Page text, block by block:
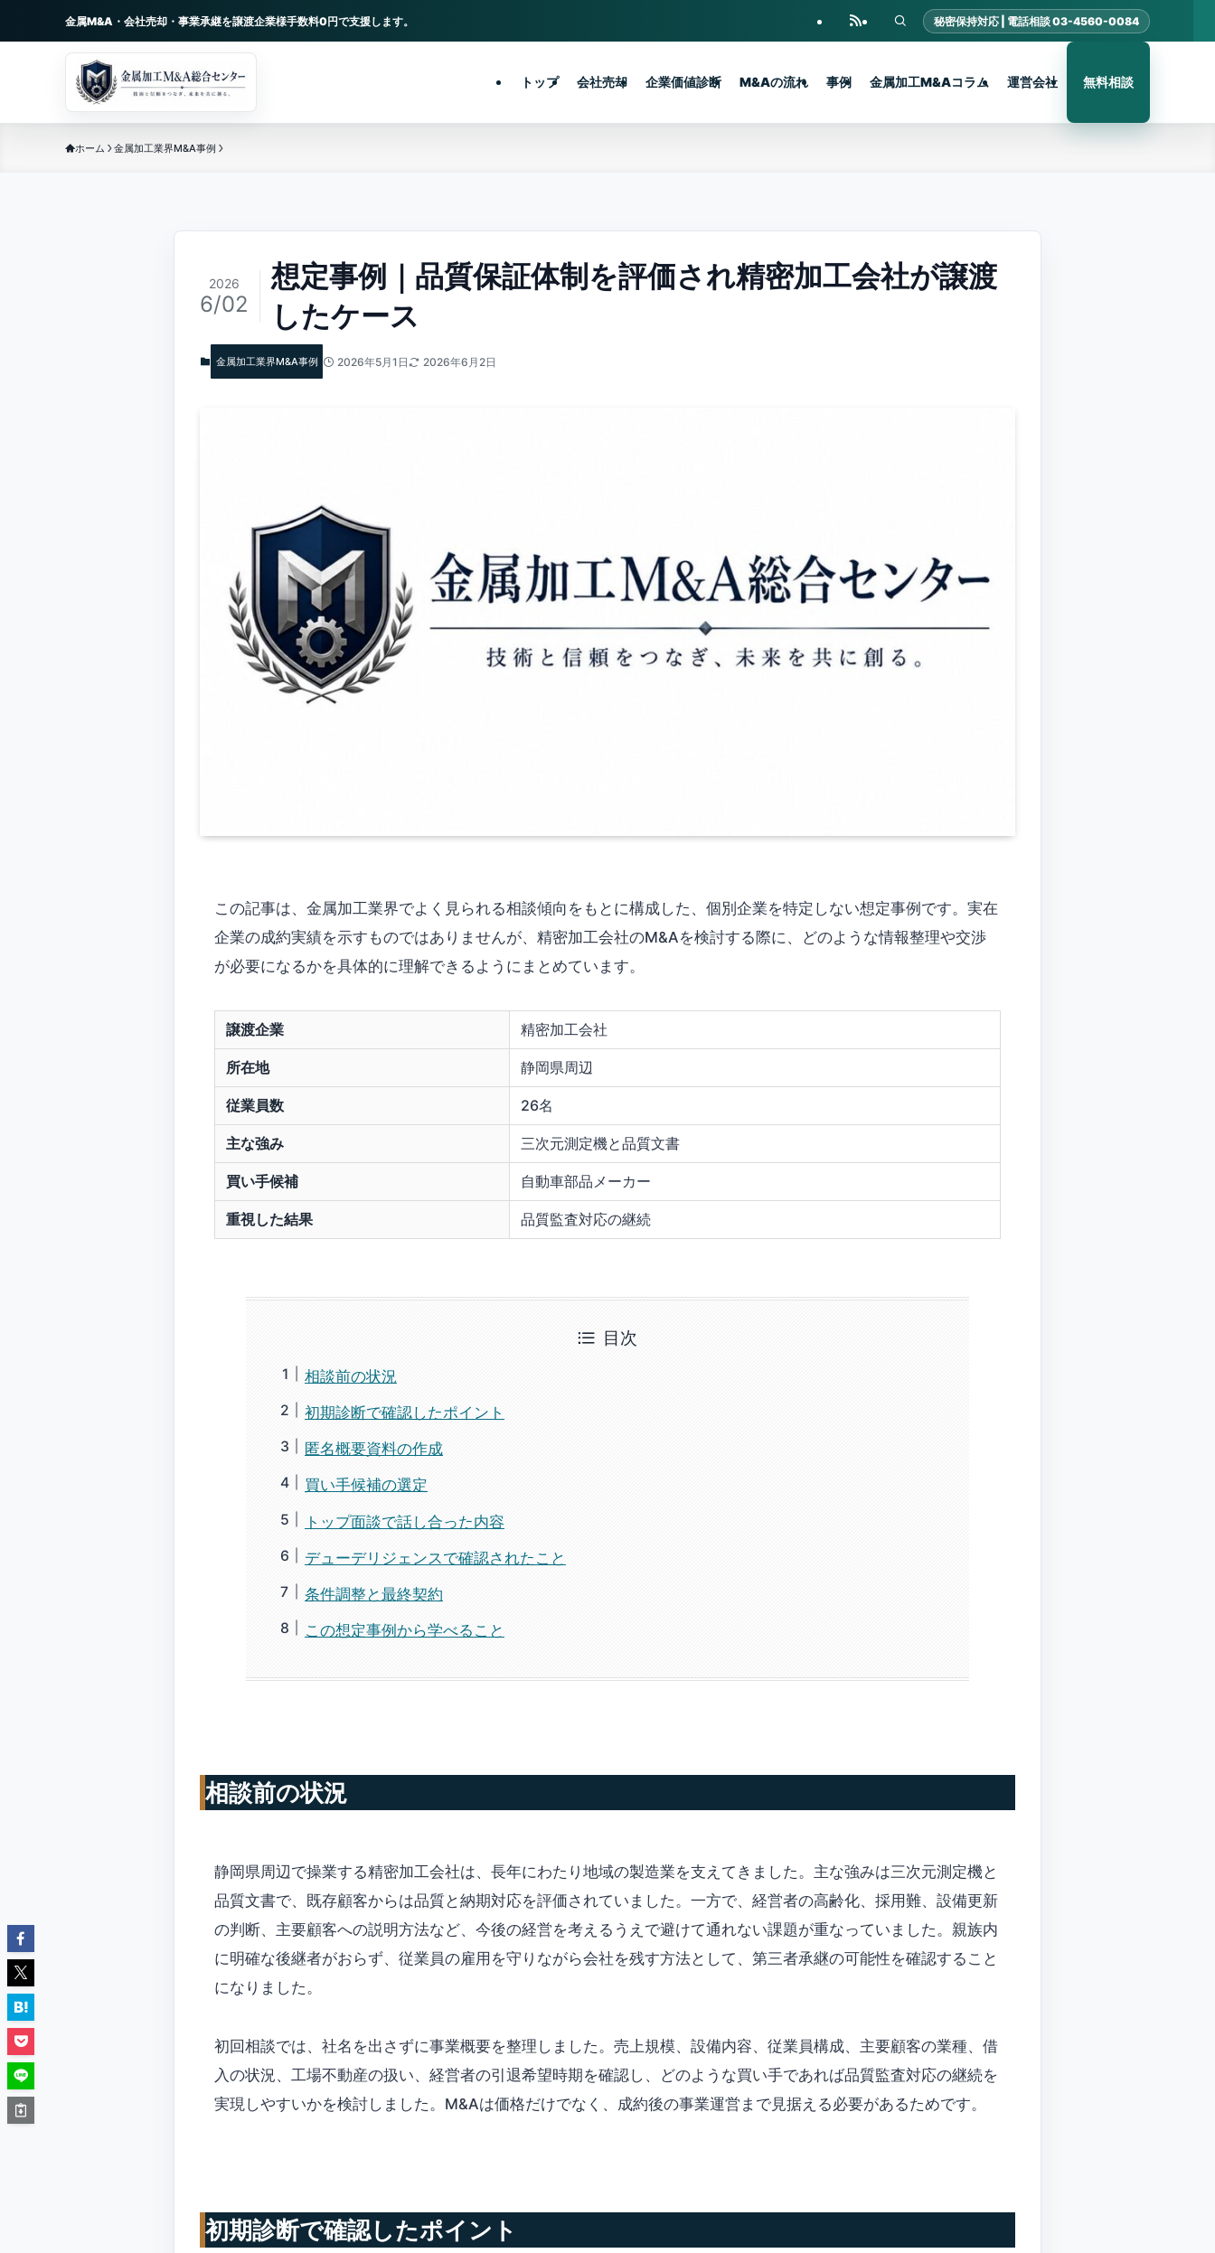
金属M&A・会社売却・事業承継を譲渡企業様手数料0円で支援します。
トップ 会社売却 企業価値診断 M&Aの流れ 事例 金属加工M&Aコラム 運営会社 無料相談
ホーム 金属加工業界M&A事例
想定事例｜品質保証体制を評価され精密加工会社が譲渡
したケース
2026
6/02
金属加工業界M&A事例 2026年5月1日 2026年6月2日
この記事は、金属加工業界でよく見られる相談傾向をもとに構成した、個別企業を特定しない想定事例です。実在
企業の成約実績を示すものではありませんが、精密加工会社のM&Aを検討する際に、どのような情報整理や交渉
が必要になるかを具体的に理解できるようにまとめています。
譲渡企業 精密加工会社
所在地 静岡県周辺
従業員数 26名
主な強み 三次元測定機と品質文書
買い手候補 自動車部品メーカー
重視した結果 品質監査対応の継続
目次
相談前の状況
初期診断で確認したポイント
匿名概要資料の作成
買い手候補の選定
トップ面談で話し合った内容
デューデリジェンスで確認されたこと
条件調整と最終契約
この想定事例から学べること
相談前の状況
静岡県周辺で操業する精密加工会社は、長年にわたり地域の製造業を支えてきました。主な強みは三次元測定機と
品質文書で、既存顧客からは品質と納期対応を評価されていました。一方で、経営者の高齢化、採用難、設備更新
の判断、主要顧客への説明方法など、今後の経営を考えるうえで避けて通れない課題が重なっていました。親族内
に明確な後継者がおらず、従業員の雇用を守りながら会社を残す方法として、第三者承継の可能性を確認すること
になりました。
初回相談では、社名を出さずに事業概要を整理しました。売上規模、設備内容、従業員構成、主要顧客の業種、借
入の状況、工場不動産の扱い、経営者の引退希望時期を確認し、どのような買い手であれば品質監査対応の継続を
実現しやすいかを検討しました。M&Aは価格だけでなく、成約後の事業運営まで見据える必要があるためです。
初期診断で確認したポイント